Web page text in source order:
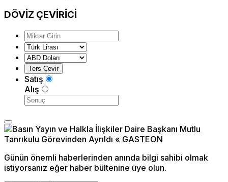
DÖVİZ ÇEVİRİCİ
Satış
Alış
Günün önemli haberlerinden anında bilgi sahibi olmak
istiyorsanız eğer haber bültenine üye olun.